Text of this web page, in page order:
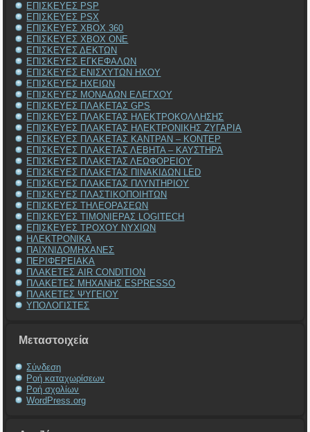
ΕΠΙΣΚΕΥΕΣ PSP
ΕΠΙΣΚΕΥΕΣ PSX
ΕΠΙΣΚΕΥΕΣ XBOX 360
ΕΠΙΣΚΕΥΕΣ XBOX ONE
ΕΠΙΣΚΕΥΕΣ ΔΕΚΤΩΝ
ΕΠΙΣΚΕΥΕΣ ΕΓΚΕΦΑΛΩΝ
ΕΠΙΣΚΕΥΕΣ ΕΝΙΣΧΥΤΩΝ ΗΧΟΥ
ΕΠΙΣΚΕΥΕΣ ΗΧΕΙΩΝ
ΕΠΙΣΚΕΥΕΣ ΜΟΝΑΔΩΝ ΕΛΕΓΧΟΥ
ΕΠΙΣΚΕΥΕΣ ΠΛΑΚΕΤΑΣ GPS
ΕΠΙΣΚΕΥΕΣ ΠΛΑΚΕΤΑΣ ΗΛΕΚΤΡΟΚΟΛΛΗΣΗΣ
ΕΠΙΣΚΕΥΕΣ ΠΛΑΚΕΤΑΣ ΗΛΕΚΤΡΟΝΙΚΗΣ ΖΥΓΑΡΙΑ
ΕΠΙΣΚΕΥΕΣ ΠΛΑΚΕΤΑΣ ΚΑΝΤΡΑΝ – ΚΟΝΤΕΡ
ΕΠΙΣΚΕΥΕΣ ΠΛΑΚΕΤΑΣ ΛΕΒΗΤΑ – ΚΑΥΣΤΗΡΑ
ΕΠΙΣΚΕΥΕΣ ΠΛΑΚΕΤΑΣ ΛΕΩΦΟΡΕΙΟΥ
ΕΠΙΣΚΕΥΕΣ ΠΛΑΚΕΤΑΣ ΠΙΝΑΚΙΔΩΝ LED
ΕΠΙΣΚΕΥΕΣ ΠΛΑΚΕΤΑΣ ΠΛΥΝΤΗΡΙΟΥ
ΕΠΙΣΚΕΥΕΣ ΠΛΑΣΤΙΚΟΠΟΙΗΤΩΝ
ΕΠΙΣΚΕΥΕΣ ΤΗΛΕΟΡΑΣΕΩΝ
ΕΠΙΣΚΕΥΕΣ ΤΙΜΟΝΙΕΡΑΣ LOGITECH
ΕΠΙΣΚΕΥΕΣ ΤΡΟΧΟΥ ΝΥΧΙΩΝ
ΗΛΕΚΤΡΟΝΙΚΑ
ΠΑΙΧΝΙΔΟΜΗΧΑΝΕΣ
ΠΕΡΙΦΕΡΕΙΑΚΑ
ΠΛΑΚΕΤΕΣ AIR CONDITION
ΠΛΑΚΕΤΕΣ ΜΗΧΑΝΗΣ ESPRESSO
ΠΛΑΚΕΤΕΣ ΨΥΓΕΙΟΥ
ΥΠΟΛΟΓΙΣΤΕΣ
Μεταστοιχεία
Σύνδεση
Ροή καταχωρίσεων
Ροή σχολίων
WordPress.org